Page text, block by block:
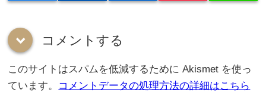
down コメントする
このサイトはスパムを低減するために Akismet を使っ
ています。 コメントデータの処理方法の詳細はこちら